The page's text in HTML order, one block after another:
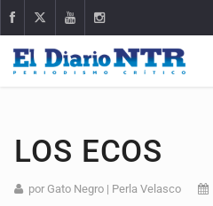
LOS ECOS
por Gato Negro | Perla Velasco